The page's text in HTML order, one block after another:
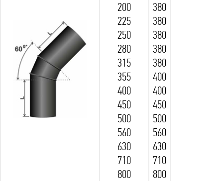
200
225
250
280
315
355
400
450
500
560
630
710
800
380
380
380
380
380
400
400
450
500
560
630
710
800